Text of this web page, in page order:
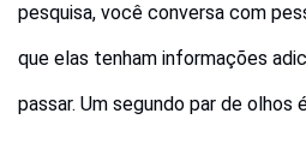
pesquisa, você conversa com
que elas tenham informações
passar. Um segundo par de